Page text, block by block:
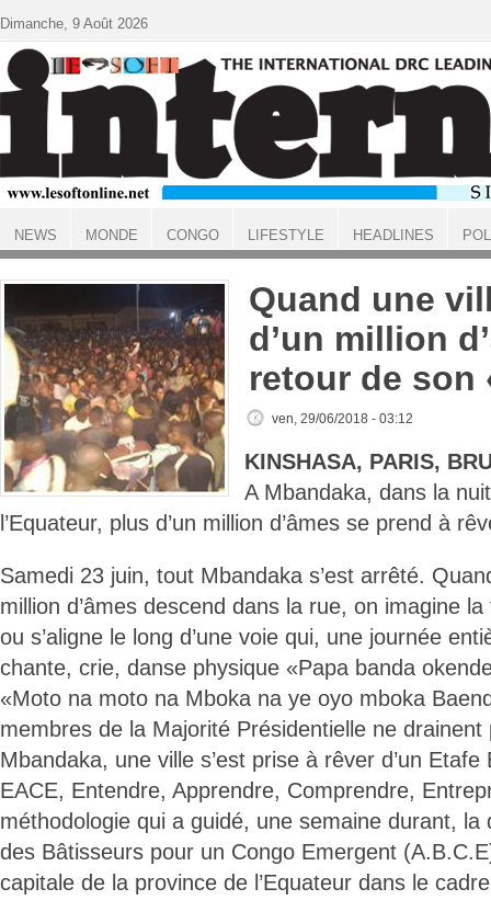
ACCUEIL
Quand une
d’un million
retour de son
ven, 29/06/2018 - 03:12
KINSHASA, PARIS,
A Mbandaka, dans la
l’Equateur, plus d’un million d’âmes se prend à
Samedi 23 juin, tout Mbandaka s’est arrêté.
million d’âmes descend dans la rue, on imagine
ou s’aligne le long d’une voie qui, une journée
chante, crie, danse physique «Papa banda
«Moto na moto na Mboka na ye oyo mboka
membres de la Majorité Présidentielle ne drainent
Mbandaka, une ville s’est prise à rêver d’un Etafe
EACE, Entendre, Apprendre, Comprendre,
méthodologie qui a guidé, une semaine durant, la
des Bâtisseurs pour un Congo Emergent
capitale de la province de l’Equateur dans le
Dimanche, 9 Août 2026
NEWS MONDE CONGO LIFESTYLE HEADLINES